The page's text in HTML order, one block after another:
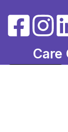
Care